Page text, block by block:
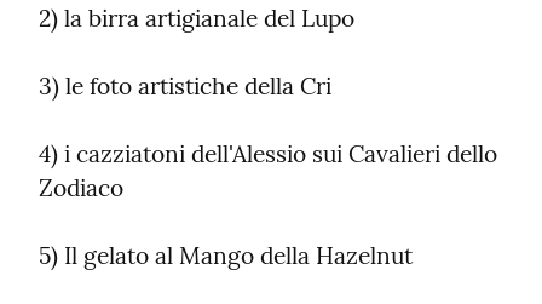
2) la birra artigianale del Lupo
3) le foto artistiche della Cri
4) i cazziatoni dell'Alessio sui Cavalieri dello
Zodiaco
5) Il gelato al Mango della Hazelnut